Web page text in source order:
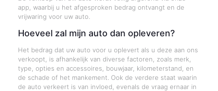
app, waarbij u het afgesproken bedrag ontvangt en de
vrijwaring voor uw auto.
Hoeveel zal mijn auto dan opleveren?
Het bedrag dat uw auto voor u oplevert als u deze aan ons
verkoopt, is afhankelijk van diverse factoren, zoals merk,
type, opties en accessoires, bouwjaar, kilometerstand, en
de schade of het mankement. Ook de verdere staat waarin
de auto verkeert is van invloed, evenals de vraag ernaar in